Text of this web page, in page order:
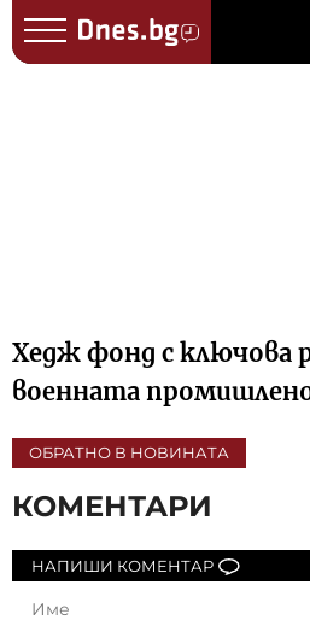
Хедж фонд с ключова
военната
ОБРАТНО В НОВИНАТА
КОМЕНТАРИ
НАПИШИ КОМЕНТАР